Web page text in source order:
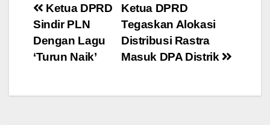
Post
navigation
Ketua DPRD
Tegaskan Alokasi
Distribusi Rastra
Masuk DPA Distrik
Ketua DPRD
Sindir PLN
Dengan Lagu
‘Turun Naik’